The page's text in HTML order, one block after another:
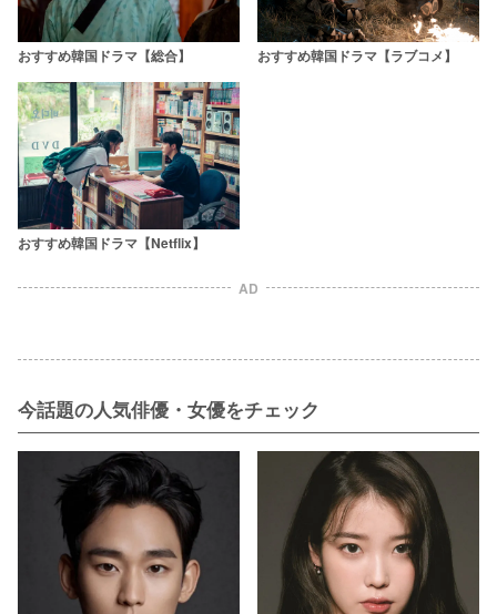
おすすめ韓国ドラマ【総合】 おすすめ韓国ドラマ【ラブコメ】
おすすめ韓国ドラマ【Netflix】
AD
今話題の人気俳優・女優をチェック